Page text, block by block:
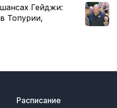
Гейджи:
Топурии,
Расписание